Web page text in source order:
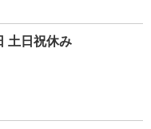
土日祝休み